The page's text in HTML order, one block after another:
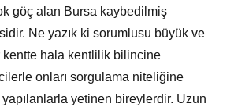
göç alan Bursa kaybedilmiş
Ne yazık ki sorumlusu büyük ve
kentte hala kentlilik bilincine
onları sorgulama niteliğine
yetinen bireylerdir. Uzun